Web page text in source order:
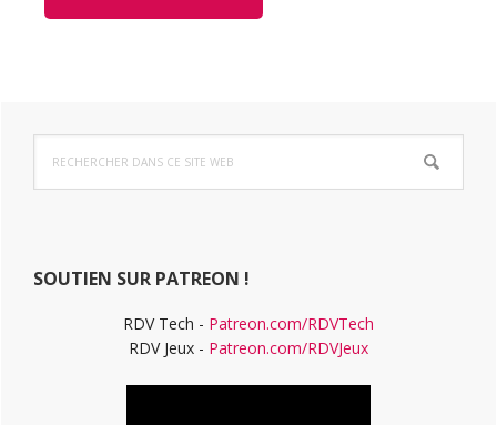
Barre
latérale
dans
ce
SOUTIEN SUR PATREON !
RDV Tech - Patreon.com/RDVTech
RDV Jeux - Patreon.com/RDVJeux